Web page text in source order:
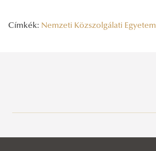
Címkék: Nemzeti Közszolgálati Egyetem